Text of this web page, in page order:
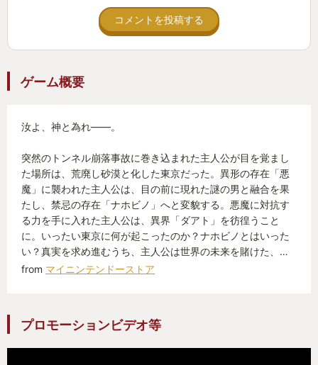
弱点をつかれると即死します。
コンティニュー無しです。
もう何度も死んでますが、でもこれがメガテンで
良くも悪くも長いダンジョンをクリアさせるという
より、
即死する可能性があるのでここで難易度のバランス
調整をしたのかなと感じました。
でも、即死はメガテン名物なので、歓迎していま
す。
す。
でも、メガテンではよくあるので泣いたらセーブを
コメントを投稿する
ゲーム概要
汝よ、神と為れ――。
突然のトンネル崩落事故に巻き込まれた主人公が目を覚まし
た場所は、荒廃し砂漠と化した東京だった。異形の存在「悪
魔」に襲われた主人公は、目の前に現れた謎の男と融合を果
たし、禁忌の存在「ナホビノ」へと変貌する。悪魔に対抗す
る力を手に入れた主人公は、異界「ダアト」を彷徨うこと
に。いったい東京に何が起こったのか？ナホビノとはいった
い？真実を求め進むうち、主人公は世界の未来を賭けた、…
from マイニンテンドーストア
プロモーションビデオ等